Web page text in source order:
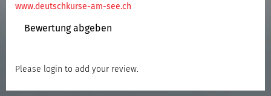
www.deutschkurse-am-see.ch
Bewertung abgeben
Please login to add your review.